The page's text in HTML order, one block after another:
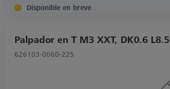
Disponible en breve
Palpador en T M3 XXT, DK0.6 L8.5
626103-0060-225